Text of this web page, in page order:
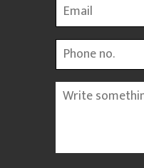
Email
Phone
Message